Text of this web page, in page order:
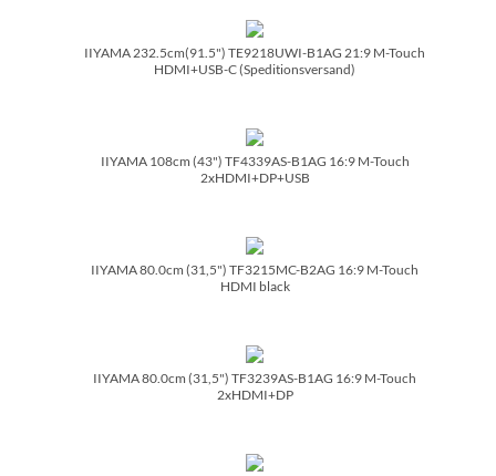
IIYAMA 232.5cm(91.5") TE9218UWI-B1AG 21:9 M-Touch
HDMI+USB-C (Speditionsversand)
IIYAMA 108cm (43") TF4339AS-B1AG 16:9 M-Touch
2xHDMI+DP+USB
IIYAMA 80.0cm (31,5") TF3215MC-B2AG 16:9 M-Touch
HDMI black
IIYAMA 80.0cm (31,5") TF3239AS-B1AG 16:9 M-Touch
2xHDMI+DP